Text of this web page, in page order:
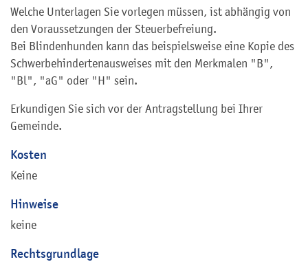
Welche Unterlagen Sie vorlegen müssen, ist abhängig von
den Voraussetzungen der Steuerbefreiung.
Bei Blindenhunden kann das beispielsweise eine Kopie des
Schwerbehindertenausweises mit den Merkmalen "B",
"Bl", "aG" oder "H" sein.
Erkundigen Sie sich vor der Antragstellung bei Ihrer
Gemeinde.
Kosten
Keine
Hinweise
keine
Rechtsgrundlage